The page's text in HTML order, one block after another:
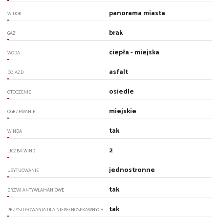
WIDOK panorama miasta
GAZ brak
WODA ciepła - miejska
DOJAZD asfalt
OTOCZENIE osiedle
OGRZEWANIE miejskie
WINDA tak
LICZBA WIND 2
USYTUOWANIE jednostronne
DRZWI ANTYWŁAMANIOWE tak
PRZYSTOSOWANIA DLA NIEPEŁNOSPRAWNYCH tak